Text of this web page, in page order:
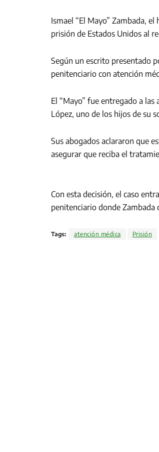
Ismael “El Mayo” Zambada,
prisión de Estados Unidos al
Según un escrito presentado
penitenciario con atención
El “Mayo” fue entregado a
López, uno de los hijos de su
Sus abogados aclararon que
asegurar que reciba el
Con esta decisión, el caso
penitenciario donde Zambada
Tags: atención médica Prisión